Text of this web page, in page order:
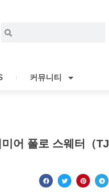
커뮤니티
어 폴로 스웨터（TJ